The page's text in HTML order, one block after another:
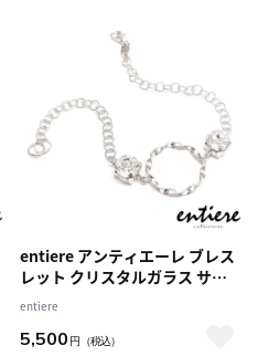
entiere アンティエーレ ブレス
レット クリスタルガラス サー
クル 20cm(フリーサイズ) シル
バー925 ロジウムメッキ レディ
ース
entiere
5,500 円 （税込）